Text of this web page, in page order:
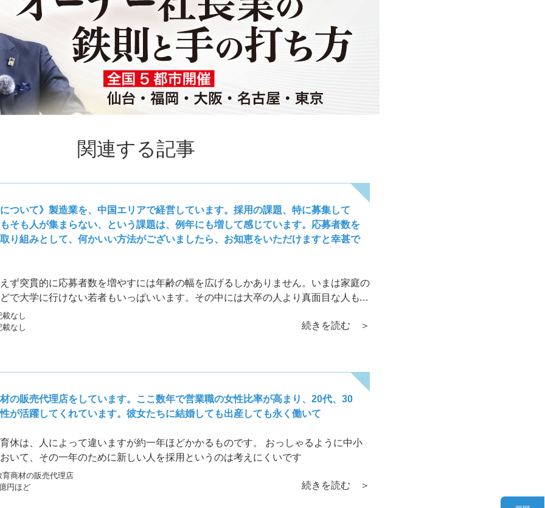
関連する記事
ついて》製造業を、中国エリアで経営しています。採用の課題、特に募集して
そも人が集まらない、という課題は、例年にも増して感じています。応募者数を
り組みとして、何かいい方法がございましたら、お知恵をいただけますと幸甚で
ず突貫的に応募者数を増やすには年齢の幅を広げるしかありません。いまは家庭の
で大学に行けない若者もいっぱいいます。その中には大卒の人より真面目な人もい
にシニア雇用に舵を切る会社も増えています。働く喜びを感じているシニアもいっ
す。
載なし
載なし
続きを読む ＞
の販売代理店をしています。ここ数年で営業職の女性比率が高まり、20代、30
が活躍してくれています。彼女たちに結婚しても出産しても永く働いて
休は、人によって違いますが約一年ほどかかるものです。 おっしゃるように中小
いて、その一年のために新しい人を採用というのは考えにくいです
育商材の販売代理店
円ほど
続きを読む ＞